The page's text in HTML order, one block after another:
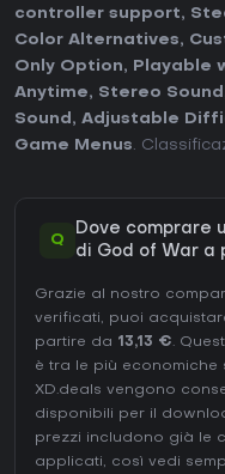
controller support,
Color Alternatives,
Only Option, Playable
Anytime, Stereo Sound
Sound , Adjustable
Game Menus.
Q
Dove comprare
di God of War a
Grazie al nostro
verificati, puoi
partire da 13,13 €.
è tra le più economiche
XD.deals vengono
disponibili per il
prezzi includono già le
applicati, così vedi